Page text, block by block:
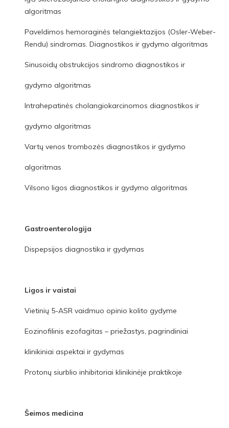
algoritmas
Paveldimos hemoraginės telangiektazijos (Osler-Weber-
Rendu) sindromas. Diagnostikos ir gydymo algoritmas
Sinusoidų obstrukcijos sindromo diagnostikos ir
gydymo algoritmas
Intrahepatinės cholangiokarcinomos diagnostikos ir
gydymo algoritmas
Vartų venos trombozės diagnostikos ir gydymo
algoritmas
Vilsono ligos diagnostikos ir gydymo algoritmas
Gastroenterologija
Dispepsijos diagnostika ir gydymas
Ligos ir vaistai
Vietinių 5-ASR vaidmuo opinio kolito gydyme
Eozinofilinis ezofagitas – priežastys, pagrindiniai
klinikiniai aspektai ir gydymas
Protonų siurblio inhibitoriai klinikinėje praktikoje
Šeimos medicina